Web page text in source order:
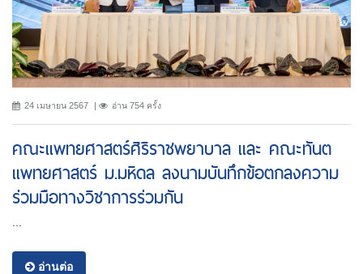
24 เมษายน 2567 อ่าน 754 ครั้ง
คณะแพทยศาสตร์ศิริราชพยาบาล เเละ คณะทันต
แพทยศาสตร์ ม.มหิดล ลงนามบันทึกข้อตกลงความ
ร่วมมือทางวิชาการร่วมกัน
อ่านต่อ